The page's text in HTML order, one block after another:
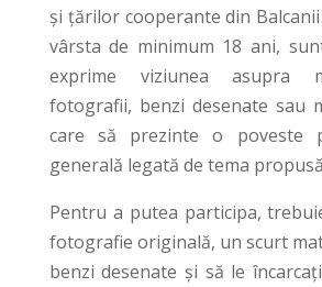
și țărilor cooperante din Balcanii
vârsta de minimum 18 ani,
exprime viziunea asupra
fotografii, benzi desenate sau
care să prezinte o poveste
generală legată de tema
Pentru a putea participa,
fotografie originală, un scurt
benzi desenate și să le